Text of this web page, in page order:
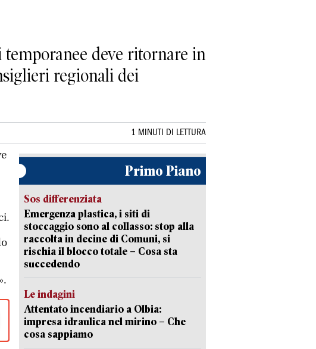
deve ritornare in
regionali dei
1 MINUTI DI LETTURA
Primo Piano
Sos differenziata
Emergenza plastica, i siti di
stoccaggio sono al collasso: stop alla
raccolta in decine di Comuni, si
rischia il blocco totale – Cosa sta
succedendo
Le indagini
Attentato incendiario a Olbia:
impresa idraulica nel mirino – Che
cosa sappiamo